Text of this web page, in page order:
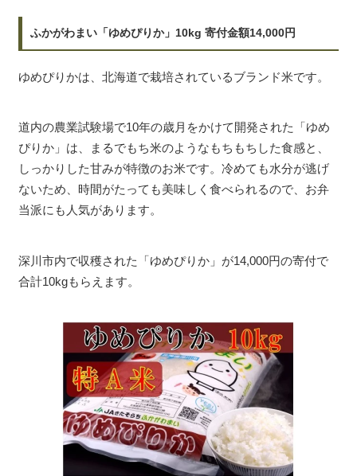
ふかがわまい「ゆめぴりか」10kg 寄付金額14,000円
ゆめぴりかは、北海道で栽培されているブランド米です。
道内の農業試験場で10年の歳月をかけて開発された「ゆめ
ぴりか」は、まるでもち米のようなもちもちした食感と、
しっかりした甘みが特徴のお米です。冷めても水分が逃げ
ないため、時間がたっても美味しく食べられるので、お弁
当派にも人気があります。
深川市内で収穫された「ゆめぴりか」が14,000円の寄付で
合計10kgもらえます。